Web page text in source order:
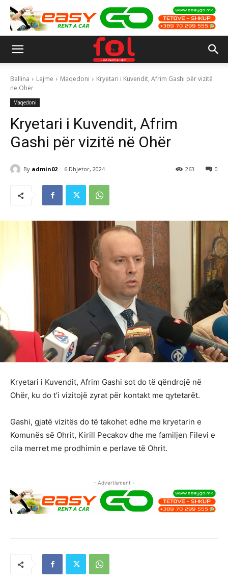
Ballina Lajme Maqedoni
Kryetari i Kuvendit, Afrim Gashi për vizitë
në Ohër
Maqedoni
Kryetari i Kuvendit, Afrim
Gashi për vizitë në Ohër
By admin02 6 Dhjetor, 2024 0
263
Kryetari i Kuvendit, Afrim Gashi sot do të qëndrojë në
Ohër, ku do t’i vizitojë zyrat për kontakt me qytetarët.
Gashi, gjatë vizitës do të takohet edhe me kryetarin e
Komunës së Ohrit, Kirill Pecakov dhe me familjen Filevi e
cila merret me prodhimin e perlave të Ohrit.
- Advertisment -